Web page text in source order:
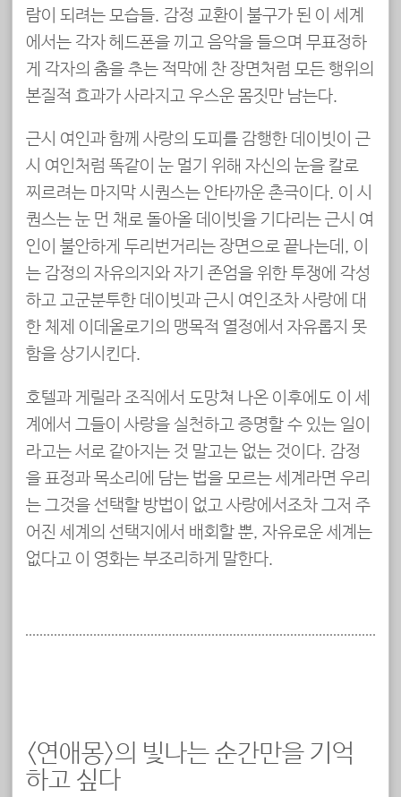
람이 되려는 모습들. 감정 교환이 불구가 된 이 세계
에서는 각자 헤드폰을 끼고 음악을 들으며 무표정하
게 각자의 춤을 추는 적막에 찬 장면처럼 모든 행위의
본질적 효과가 사라지고 우스운 몸짓만 남는다.
근시 여인과 함께 사랑의 도피를 감행한 데이빗이 근
시 여인처럼 똑같이 눈 멀기 위해 자신의 눈을 칼로
찌르려는 마지막 시퀀스는 안타까운 촌극이다. 이 시
퀀스는 눈 먼 채로 돌아올 데이빗을 기다리는 근시 여
인이 불안하게 두리번거리는 장면으로 끝나는데, 이
는 감정의 자유의지와 자기 존엄을 위한 투쟁에 각성
하고 고군분투한 데이빗과 근시 여인조차 사랑에 대
한 체제 이데올로기의 맹목적 열정에서 자유롭지 못
함을 상기시킨다.
호텔과 게릴라 조직에서 도망쳐 나온 이후에도 이 세
계에서 그들이 사랑을 실천하고 증명할 수 있는 일이
라고는 서로 같아지는 것 말고는 없는 것이다. 감정
을 표정과 목소리에 담는 법을 모르는 세계라면 우리
는 그것을 선택할 방법이 없고 사랑에서조차 그저 주
어진 세계의 선택지에서 배회할 뿐, 자유로운 세계는
없다고 이 영화는 부조리하게 말한다.
<연애몽>의 빛나는 순간만을 기억
하고 싶다